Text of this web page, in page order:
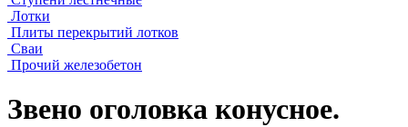
Лотки
Плиты перекрытий лотков
Сваи
Прочий железобетон
Звено оголовка конусное.